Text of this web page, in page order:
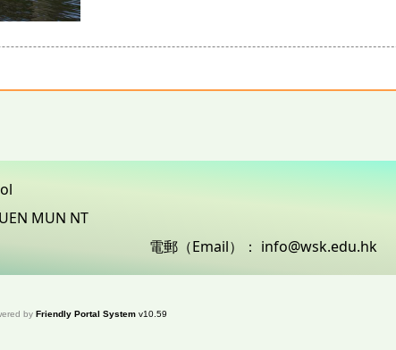
MUN NT
電郵（Email）： info@wsk.edu.hk
by Friendly Portal System v10.59